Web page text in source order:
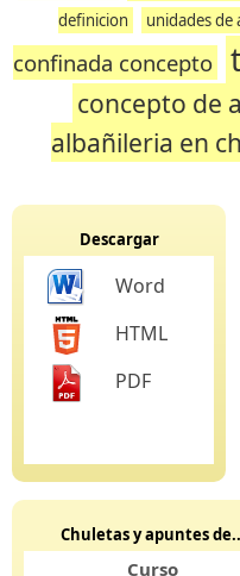
definicion
unidades de
confinada concepto
concepto de
albañileria en
Descargar
Word
HTML
PDF
Chuletas y apuntes
Curso